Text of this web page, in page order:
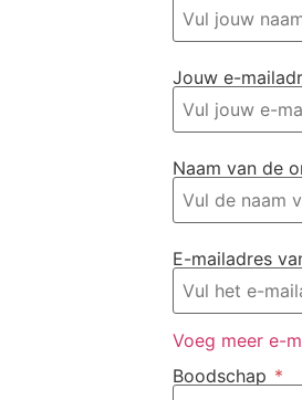
Jouw e-
Naam van de
E-mailadres
Voeg meer e-
Boodschap *